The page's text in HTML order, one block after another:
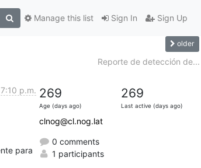
Sign In Sign Up
Manage this list
older
Reporte de detección de...
7:10 p.m.
para
269
Age (days ago)
269
Last active (days ago)
clnog@cl.nog.lat
0 comments
1 participants